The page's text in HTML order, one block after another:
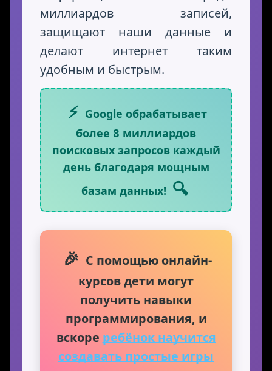
миллиардов записей,
защищают наши данные и
делают интернет таким
удобным и быстрым.
⚡ Google обрабатывает
более 8 миллиардов
поисковых запросов каждый
день благодаря мощным
базам данных! 🔍
🎉 С помощью онлайн-
курсов дети могут
получить навыки
программирования, и
вскоре ребёнок научится
создавать простые игры